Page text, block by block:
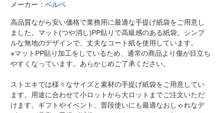
メーカー：ベルベ
高品質ながら安い価格で業務用に最適な手提げ紙袋をご用意し
ました。マット(つや消し)PP貼りで高級感のある紙袋。シンプ
ルな無地のデザインで、丈夫なコート紙を使用しています。
※マットPP貼り加工をしているため、通常の商品より傷が目立ち
やすくなっています。あらかじめご了承ください。
ストエキでは様々なサイズと素材の手提げ紙袋をご用意してい
ます。用途に合わせて小ロットから大ロットまでご注文いただ
けます。ギフトやイベント、普段使いにも最適なおしゃれなデ